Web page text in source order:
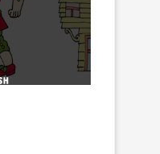
Gazeteci Sema Bingöl ve
hakkında soruşturma